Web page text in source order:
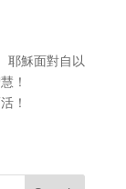
耶穌面對自以
！
！